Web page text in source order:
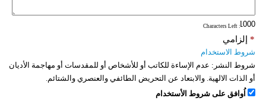
: Characters Left
إلزامي *
شروط الاستخدام
شروط النشر: عدم الإساءة للكاتب أو للأشخاص أو للمقدسات أو مهاجمة الأديان
أو الذات الالهية. والابتعاد عن التحريض الطائفي والعنصري والشتائم.
اُوافق على شروط الأستخدام